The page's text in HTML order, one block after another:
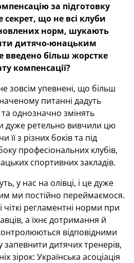
за підготовку
секрет, що не всі клуби
норм, шукають
дитячо-юнацьким
введено більш жорстке
компенсації?
упевнені, що більш
питанні дадуть
однозначно змінять
дуже ретельно вивчили цю
з різних боків та під
професіональних клубів,
спортивних закладів.
у нас на олівці, і це дуже
ми постійно переймаємося.
регламентні норми при
а їхнє дотримання й
відповідними
дитячих тренерів,
зірок: Українська асоціація